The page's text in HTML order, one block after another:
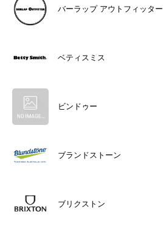
バーラップ アウトフィッター
ベティスミス
ビンドゥー
ブランドストーン
ブリクストン